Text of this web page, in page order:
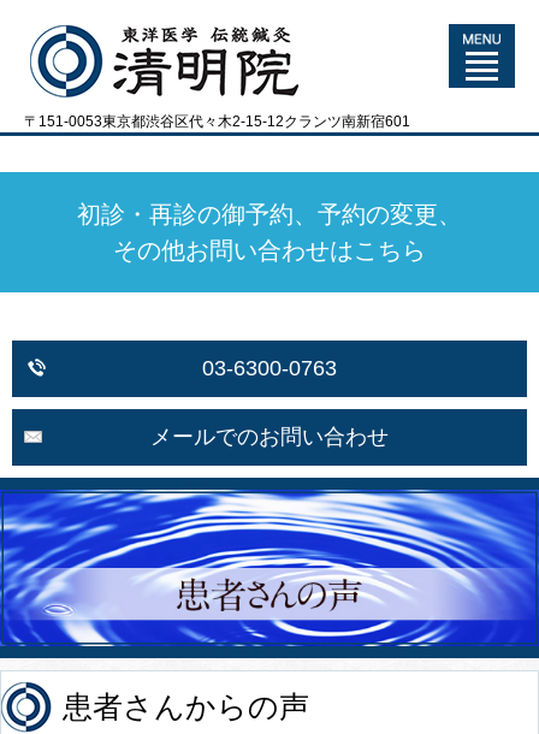
〒151-0053東京都渋谷区代々木2-15-12クランツ南新宿601
初診・再診の御予約、予約の変更、
その他お問い合わせはこちら
03-6300-0763
メールでのお問い合わせ
患者さんからの声